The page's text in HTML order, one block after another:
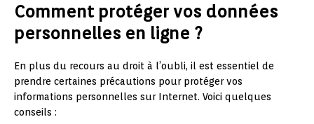
Comment protéger vos données
personnelles en ligne ?
En plus du recours au droit à l’oubli, il est essentiel de
prendre certaines précautions pour protéger vos
informations personnelles sur Internet. Voici quelques
conseils :